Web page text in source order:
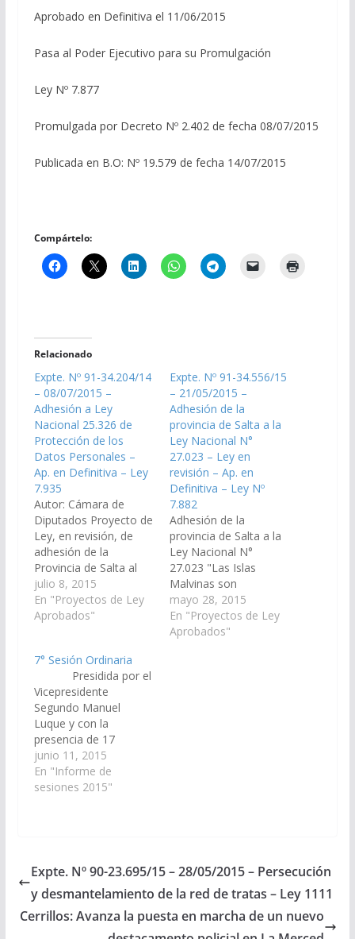
Aprobado en Definitiva el 11/06/2015
Pasa al Poder Ejecutivo para su Promulgación
Ley Nº 7.877
Promulgada por Decreto Nº 2.402 de fecha 08/07/2015
Publicada en B.O: Nº 19.579 de fecha 14/07/2015
Compártelo:
Relacionado
Expte. Nº 91-34.204/14
– 08/07/2015 –
Adhesión a Ley
Nacional 25.326 de
Protección de los
Datos Personales –
Ap. en Definitiva – Ley
7.935
Autor: Cámara de
Diputados Proyecto de
Ley, en revisión, de
adhesión de la
Provincia de Salta al
procedimiento
establecido en el
Capítulo VII "Acción
Hábeas Data", de la
Ley Nacional 25.326
de Protección de los
Datos Personales
(Expte. Nº 91-
34.204/14 – A la
Comisión de
Legislación…
julio 8, 2015
En "Proyectos de Ley
Aprobados"
Expte. Nº 91-34.556/15
– 21/05/2015 –
Adhesión de la
provincia de Salta a la
Ley Nacional N°
27.023 – Ley en
revisión – Ap. en
Definitiva – Ley Nº
7.882
Adhesión de la
provincia de Salta a la
Ley Nacional N°
27.023 "Las Islas
Malvinas son
Argentinas". Leyenda
obligatoria. (Expte. Nº
91-34.556/15 – A la
mayo 28, 2015
En "Proyectos de Ley
Aprobados"
7° Sesión Ordinaria
Presidida por el
Vicepresidente
Segundo Manuel
Luque y con la
presencia de 17
senadores se llevó a
cabo la 7º Sesión
Ordinaria Proyectos de
Comisión de Educación
y Cultura, se aprobó
con modificaciones el
Proyecto de Ley…
junio 11, 2015
En "Informe de
sesiones 2015"
Expte. Nº 90-23.695/15 – 28/05/2015 – Persecución
y desmantelamiento de la red de tratas – Ley 1111
Cerrillos: Avanza la puesta en marcha de un nuevo